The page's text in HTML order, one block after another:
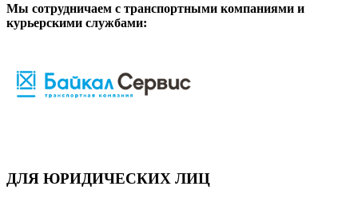
Мы сотрудничаем с транспортными компаниями и
курьерскими службами:
ДЛЯ ЮРИДИЧЕСКИХ ЛИЦ